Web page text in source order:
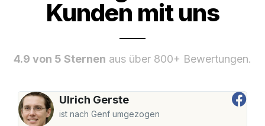
Kunden mit uns
4.9 von 5 Sternen aus über 800+ Bewertungen.
Ulrich Gerste
ist nach Genf umgezogen